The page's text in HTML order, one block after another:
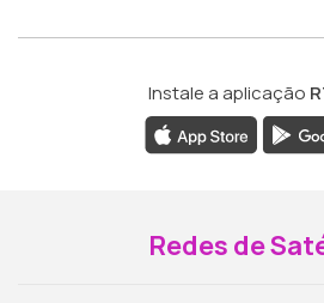
Instale a aplicação
Redes de